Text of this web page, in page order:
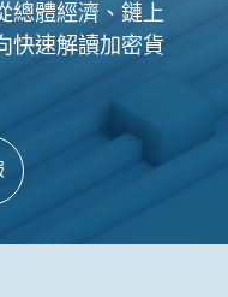
總體經濟、鏈上
快速解讀加密貨